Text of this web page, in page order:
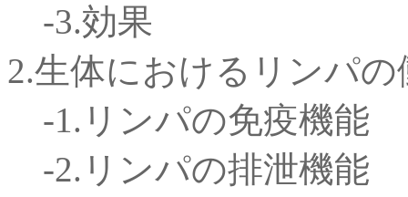
-3.効果
2.生体におけるリンパの
-1.リンパの免疫機能
-2.リンパの排泄機能